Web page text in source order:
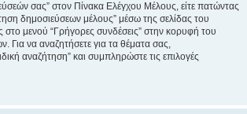
σας” στον Πίνακα Ελέγχου Μέλους, είτε πατώντας
δημοσιεύσεων μέλους” μέσω της σελίδας του
μενού “Γρήγορες συνδέσεις” στην κορυφή του
Για να αναζητήσετε για τα θέματα σας,
αναζήτηση” και συμπληρώστε τις επιλογές